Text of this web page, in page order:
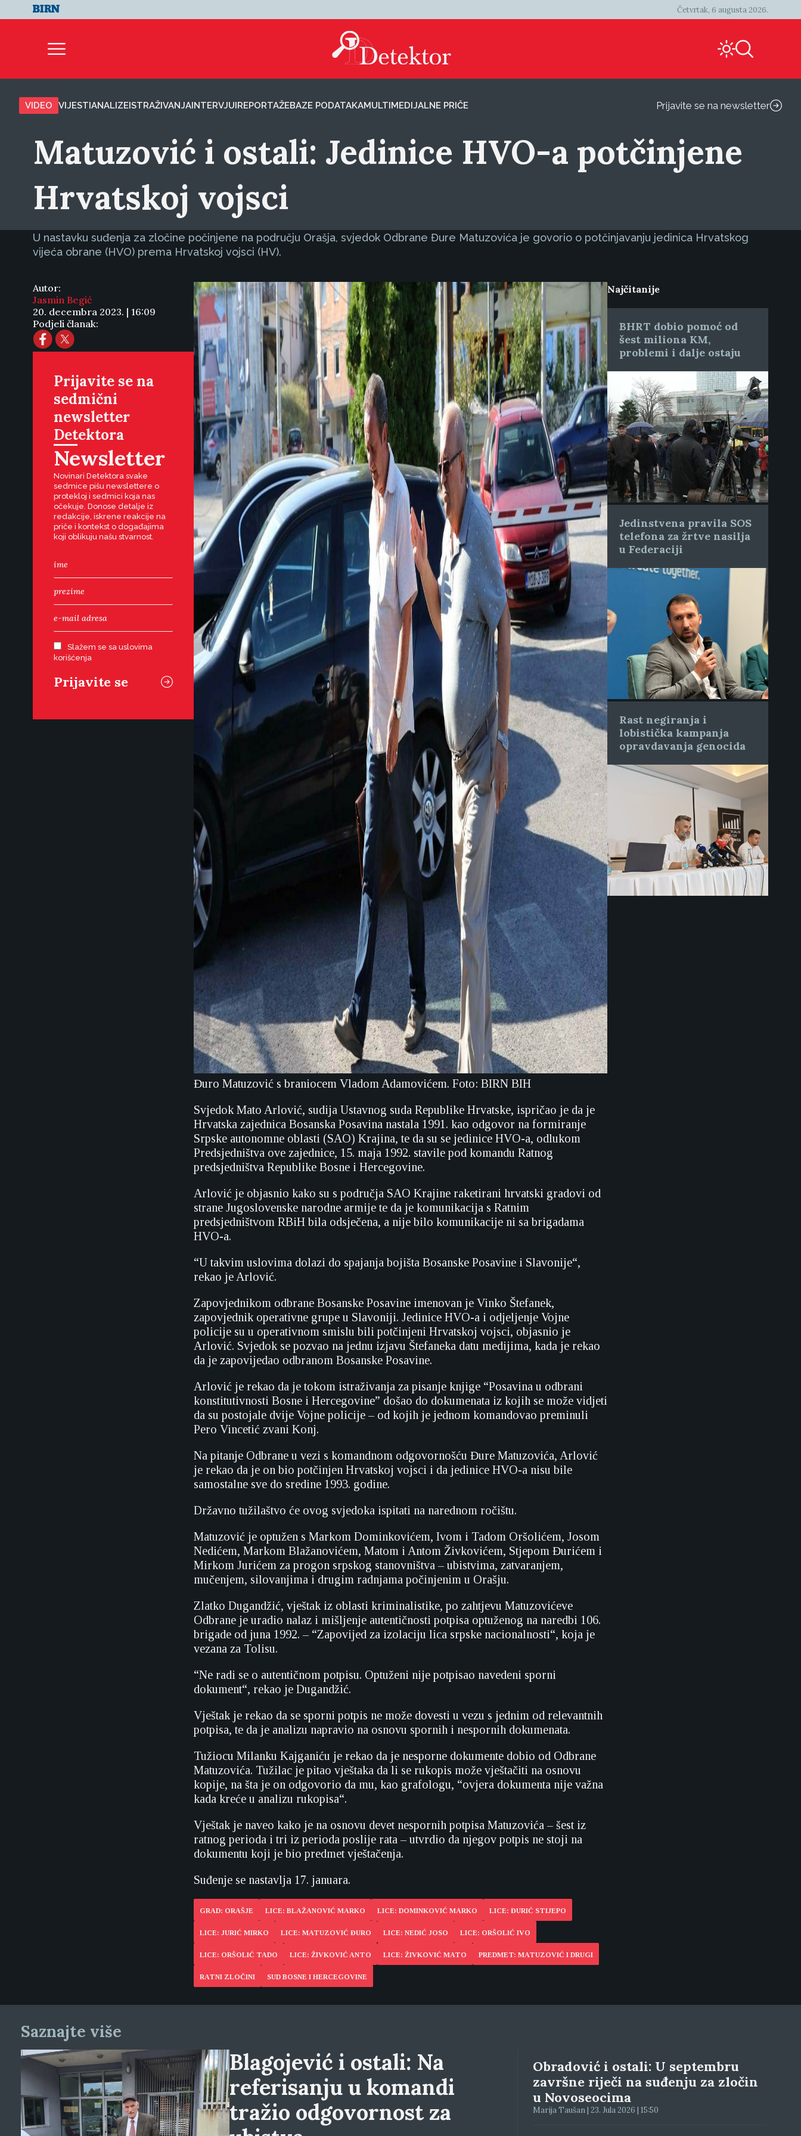
Četvrtak, 6 augusta 2026.
VIDEO VIJESTIANALIZEISTRAŽIVANJAINTERVJUIREPORTAŽEBAZE PODATAKAMULTIMEDIJALNE PRIČE Prijavite se na newsletter
Matuzović i ostali: Jedinice HVO-a potčinjene
Hrvatskoj vojsci
U nastavku suđenja za zločine počinjene na području Orašja, svjedok Odbrane Đure Matuzovića je govorio o potčinjavanju jedinica Hrvatskog
vijeća obrane (HVO) prema Hrvatskoj vojsci (HV).
Autor:
Jasmin Begić
20. decembra 2023. | 16:09
Podjeli članak:
Prijavite se na
sedmični
newsletter
Detektora
Newsletter
Novinari Detektora svake
sedmice pišu newslettere o
protekloj i sedmici koja nas
očekuje. Donose detalje iz
redakcije, iskrene reakcije na
priče i kontekst o događajima
koji oblikuju našu stvarnost.
Slažem se sa uslovima
korišćenja
Đuro Matuzović s braniocem Vladom Adamovićem. Foto: BIRN BIH
Svjedok Mato Arlović, sudija Ustavnog suda Republike Hrvatske, ispričao je da je
Hrvatska zajednica Bosanska Posavina nastala 1991. kao odgovor na formiranje
Srpske autonomne oblasti (SAO) Krajina, te da su se jedinice HVO-a, odlukom
Predsjedništva ove zajednice, 15. maja 1992. stavile pod komandu Ratnog
predsjedništva Republike Bosne i Hercegovine.
Arlović je objasnio kako su s područja SAO Krajine raketirani hrvatski gradovi od
strane Jugoslovenske narodne armije te da je komunikacija s Ratnim
predsjedništvom RBiH bila odsječena, a nije bilo komunikacije ni sa brigadama
HVO-a.
“U takvim uslovima dolazi do spajanja bojišta Bosanske Posavine i Slavonije“,
rekao je Arlović.
Zapovjednikom odbrane Bosanske Posavine imenovan je Vinko Štefanek,
zapovjednik operativne grupe u Slavoniji. Jedinice HVO-a i odjeljenje Vojne
policije su u operativnom smislu bili potčinjeni Hrvatskoj vojsci, objasnio je
Arlović. Svjedok se pozvao na jednu izjavu Štefaneka datu medijima, kada je rekao
da je zapovijedao odbranom Bosanske Posavine.
Arlović je rekao da je tokom istraživanja za pisanje knjige “Posavina u odbrani
konstitutivnosti Bosne i Hercegovine” došao do dokumenata iz kojih se može vidjeti
da su postojale dvije Vojne policije – od kojih je jednom komandovao preminuli
Pero Vincetić zvani Konj.
Na pitanje Odbrane u vezi s komandnom odgovornošću Đure Matuzovića, Arlović
je rekao da je on bio potčinjen Hrvatskoj vojsci i da jedinice HVO-a nisu bile
samostalne sve do sredine 1993. godine.
Državno tužilaštvo će ovog svjedoka ispitati na narednom ročištu.
Matuzović je optužen s Markom Dominkovićem, Ivom i Tadom Oršolićem, Josom
Nedićem, Markom Blažanovićem, Matom i Antom Živkovićem, Stjepom Đurićem i
Mirkom Jurićem za progon srpskog stanovništva – ubistvima, zatvaranjem,
mučenjem, silovanjima i drugim radnjama počinjenim u Orašju.
Zlatko Dugandžić, vještak iz oblasti kriminalistike, po zahtjevu Matuzovićeve
Odbrane je uradio nalaz i mišljenje autentičnosti potpisa optuženog na naredbi 106.
brigade od juna 1992. – “Zapovijed za izolaciju lica srpske nacionalnosti“, koja je
vezana za Tolisu.
“Ne radi se o autentičnom potpisu. Optuženi nije potpisao navedeni sporni
dokument“, rekao je Dugandžić.
Vještak je rekao da se sporni potpis ne može dovesti u vezu s jednim od relevantnih
potpisa, te da je analizu napravio na osnovu spornih i nespornih dokumenata.
Tužiocu Milanku Kajganiću je rekao da je nesporne dokumente dobio od Odbrane
Matuzovića. Tužilac je pitao vještaka da li se rukopis može vještačiti na osnovu
kopije, na šta je on odgovorio da mu, kao grafologu, “ovjera dokumenta nije važna
kada kreće u analizu rukopisa“.
Vještak je naveo kako je na osnovu devet nespornih potpisa Matuzovića – šest iz
ratnog perioda i tri iz perioda poslije rata – utvrdio da njegov potpis ne stoji na
dokumentu koji je bio predmet vještačenja.
Suđenje se nastavlja 17. januara.
GRAD: ORAŠJE LICE: BLAŽANOVIĆ MARKO LICE: DOMINKOVIĆ MARKO LICE: ĐURIĆ STIJEPO
LICE: JURIĆ MIRKO LICE: MATUZOVIĆ ĐURO LICE: NEDIĆ JOSO LICE: ORŠOLIĆ IVO
LICE: ORŠOLIĆ TADO LICE: ŽIVKOVIĆ ANTO LICE: ŽIVKOVIĆ MATO PREDMET: MATUZOVIĆ I DRUGI
RATNI ZLOČINI SUD BOSNE I HERCEGOVINE
Najčitanije
BHRT dobio pomoć od
šest miliona KM,
problemi i dalje ostaju
Jedinstvena pravila SOS
telefona za žrtve nasilja
u Federaciji
Rast negiranja i
lobistička kampanja
opravdavanja genocida
Saznajte više
Blagojević i ostali: Na
referisanju u komandi
tražio odgovornost za
Obradović i ostali: U septembru
završne riječi na suđenju za zločin
u Novoseocima
Marija Taušan | 23. Jula 2026 | 15:50